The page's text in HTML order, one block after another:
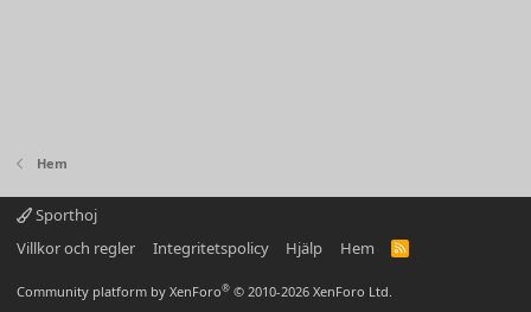
Hem
Sporthoj
Villkor och regler
Integritetspolicy Hjälp Hem
R
Community platform by XenForo® © 2010-2026 XenForo Ltd.